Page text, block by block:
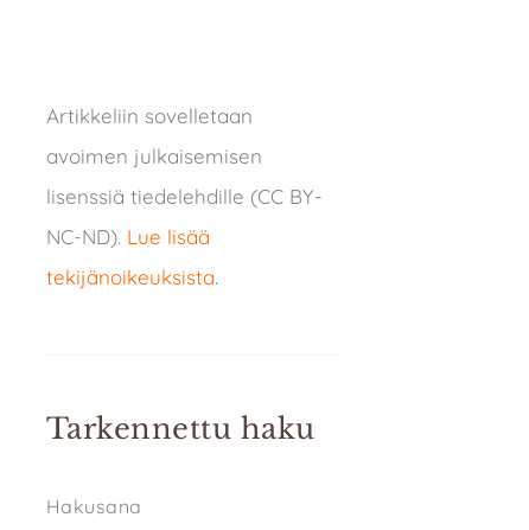
Artikkeliin sovelletaan
avoimen julkaisemisen
lisenssiä tiedelehdille (CC BY-
NC-ND). Lue lisää
tekijänoikeuksista.
Tarkennettu haku
Hakusana